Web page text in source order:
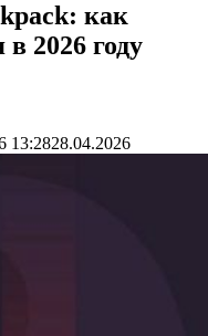
как
в 2026 году
13:2828.04.2026